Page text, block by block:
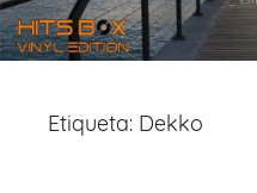
Etiqueta: Dekko